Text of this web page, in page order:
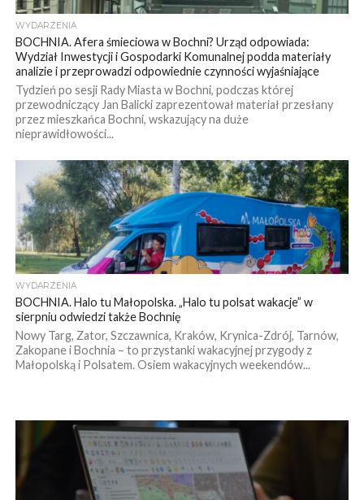
WYDARZENIA
BOCHNIA. Afera śmieciowa w Bochni? Urząd odpowiada:
Wydział Inwestycji i Gospodarki Komunalnej podda materiały
analizie i przeprowadzi odpowiednie czynności wyjaśniające
Tydzień po sesji Rady Miasta w Bochni, podczas której
przewodniczący Jan Balicki zaprezentował materiał przesłany
przez mieszkańca Bochni, wskazujący na duże
nieprawidłowości...
WYDARZENIA
BOCHNIA. Halo tu Małopolska. „Halo tu polsat wakacje” w
sierpniu odwiedzi także Bochnię
Nowy Targ, Zator, Szczawnica, Kraków, Krynica-Zdrój, Tarnów,
Zakopane i Bochnia – to przystanki wakacyjnej przygody z
Małopolską i Polsatem. Osiem wakacyjnych weekendów...